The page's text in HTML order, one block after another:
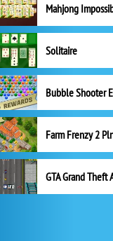
Mahjong
Solitaire
GTA Grand Theft